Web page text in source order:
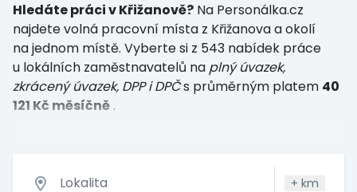
Hledáte práci v Křižanově? Na Personálka.cz
najdete volná pracovní místa z Křižanova a okolí
na jednom místě. Vyberte si z 543 nabídek práce
u lokálních zaměstnavatelů na plný úvazek,
zkrácený úvazek, DPP i DPČs průměrným platem 40
121 Kč měsíčně .
+ km